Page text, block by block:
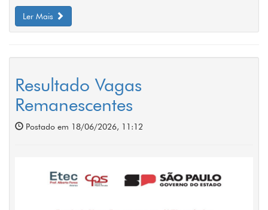
Ler Mais
Resultado Vagas
Remanescentes
Postado em 18/06/2026, 11:12